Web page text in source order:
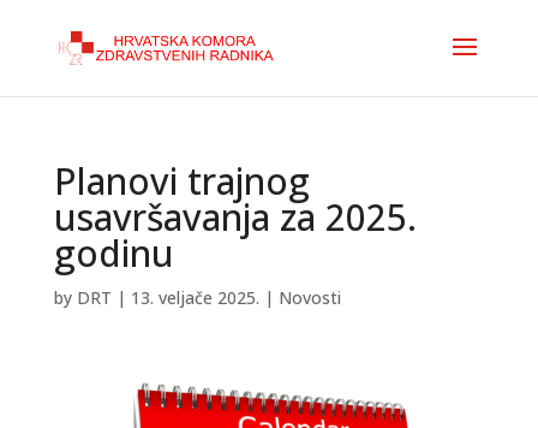
Planovi trajnog
usavršavanja za 2025.
godinu
by DRT | 13. veljače 2025. | Novosti